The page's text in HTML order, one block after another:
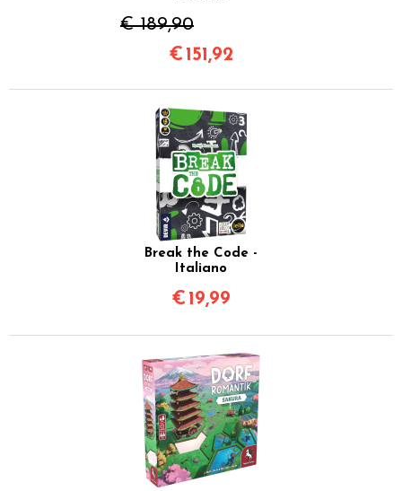
€ 189,90
€ 151,92
Break the Code -
Italiano
€ 19,99